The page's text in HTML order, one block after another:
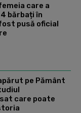
care a
bărbați în
pusă oficial
pe Pământ
care poate